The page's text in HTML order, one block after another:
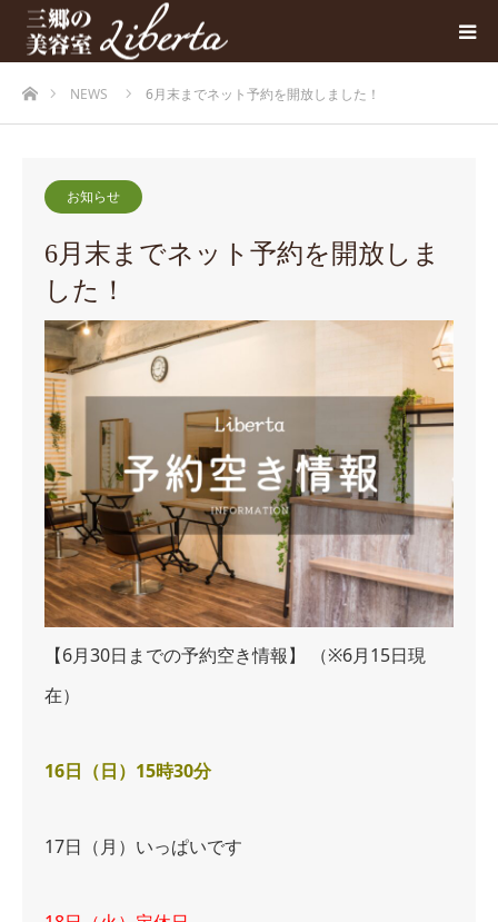
ホームNEWS 6月末までネット予約を開放しました！
お知らせ
6月末までネット予約を開放しま
した！
【6月30日までの予約空き情報】
（※6月15日現
在）
16日（日）15時30分
17日（月）いっぱいです